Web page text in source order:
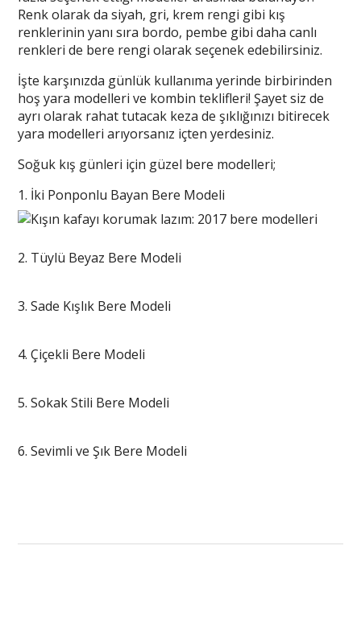
Renk olarak da siyah, gri, krem rengi gibi kış
renklerinin yanı sıra bordo, pembe gibi daha canlı
renkleri de bere rengi olarak seçenek edebilirsiniz.
İşte karşınızda günlük kullanıma yerinde birbirinden
hoş yara modelleri ve kombin teklifleri! Şayet siz de
ayrı olarak rahat tutacak keza de şıklığınızı bitirecek
yara modelleri arıyorsanız içten yerdesiniz.
Soğuk kış günleri için güzel bere modelleri;
1. İki Ponponlu Bayan Bere Modeli
2. Tüylü Beyaz Bere Modeli
3. Sade Kışlık Bere Modeli
4. Çiçekli Bere Modeli
5. Sokak Stili Bere Modeli
6. Sevimli ve Şık Bere Modeli